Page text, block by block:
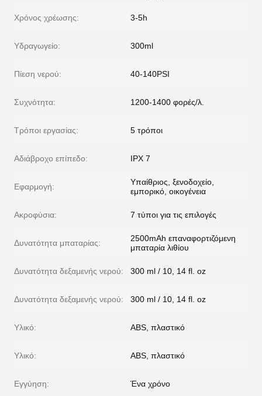
Χρόνος χρέωσης: 3-5h
Υδραγωγείο: 300ml
Πίεση νερού: 40-140PSI
Συχνότητα: 1200-1400 φορές/λ.
Τρόποι εργασίας: 5 τρόποι
Αδιάβροχο επίπεδο: IPX 7
Εφαρμογή:
Υπαίθριος, ξενοδοχείο,
εμπορικό, οικογένεια
Ακροφύσια: 7 τύποι για τις επιλογές
Δυνατότητα μπαταρίας:
2500mAh επαναφορτιζόμενη
μπαταρία λιθίου
Δυνατότητα δεξαμενής νερού: 300 ml / 10, 14 fl. oz
Δυνατότητα δεξαμενής νερού: 300 ml / 10, 14 fl. oz
Υλικό: ABS, πλαστικό
Υλικό: ABS, πλαστικό
Εγγύηση: Ένα χρόνο